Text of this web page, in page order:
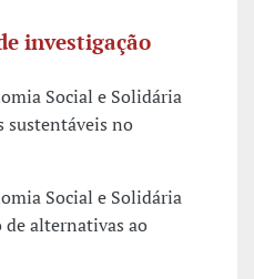
investigação
Social e Solidária
sustentáveis no
Social e Solidária
de alternativas ao